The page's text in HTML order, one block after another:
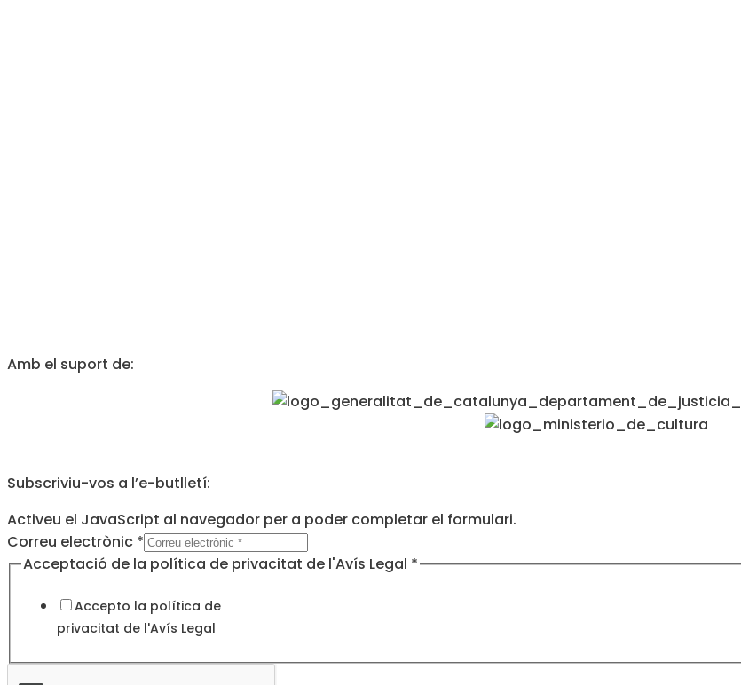
Amb el suport de:
Subscriviu-vos a l’e-butlletí:
Activeu el JavaScript al navegador per a poder completar el formulari.
Correu electrònic *
de
Correu
Acceptació de la política de privacitat de l'Avís Legal *
Accepto la política de
privacitat de l'Avís Legal